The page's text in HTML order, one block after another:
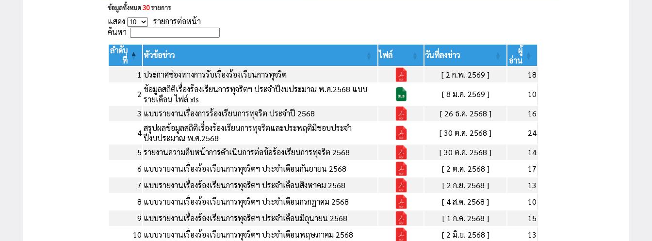
ข้อมูลทั้งหมด30รายการ
แสดง
รายการต่อหน้า
ค้นหา
ลำดับ
ที่
หัวข้อข่าว ไฟล์ วันที่ลงข่าว
ผู้
อ่าน
1 ประกาศช่องทางการรับเรื่องร้องเรียนการทุจริต [ 2 ก.พ. 2569 ]
18
2 ข้อมูลสถิติเรื่องร้องเรียนการทุจริตฯ ประจำปีงบประมาณ พ.ศ.2568 แบบ
รายเดือน ไฟล์ xls
[ 8 ม.ค. 2569 ]
10
3 แบบรายงานเรื่องการร้องเรียนการทุจริต ประจำปี 2568 [ 26 ธ.ค. 2568 ]
16
4สรุปผลข้อมูลสถิติเรื่องร้องเรียนการทุจริตและประพฤติมิชอบประจำ
ปีงบประมาณ พ.ศ.2568
[ 30 ต.ค. 2568 ]
24
5 รายงานความคืบหน้าการดำเนินการต่อข้อร้องเรียนการทุจริต 2568 [ 30 ต.ค. 2568 ]
14
6 แบบรายงานเรื่องร้องเรียนการทุจริตฯ ประจำเดือนกันยายน 2568 [ 2 ต.ค. 2568 ]
17
7 แบบรายงานเรื่องร้องเรียนการทุจริตฯ ประจำเดือนสิงหาคม 2568 [ 2 ก.ย. 2568 ]
13
8 แบบรายงานเรื่องร้องเรียนการทุจริตฯ ประจำเดือนกรกฎาคม 2568 [ 4 ส.ค. 2568 ]
10
9 แบบรายงานเรื่องร้องเรียนการทุจริตฯ ประจำเดือนมิถุนายน 2568 [ 1 ก.ค. 2568 ]
15
10 แบบรายงานเรื่องร้องเรียนการทุจริตฯ ประจำเดือนพฤษภาคม 2568 [ 2 มิ.ย. 2568 ] 13